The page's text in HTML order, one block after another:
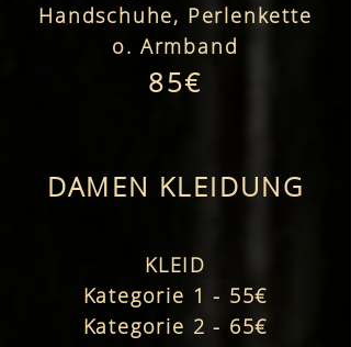
Handschuhe, Perlenkette
o. Armband
85€
DAMEN KLEIDUNG
KLEID
Kategorie 1 - 55€
Kategorie 2 - 65€